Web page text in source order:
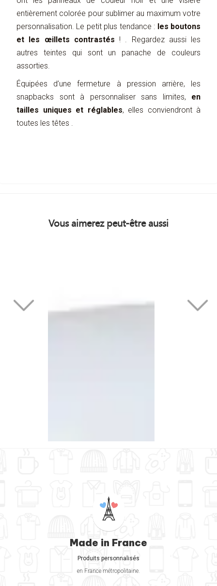
entièrement colorée pour sublimer au maximum votre
personnalisation. Le petit plus tendance : les boutons
et les œillets contrastés ! . Regardez aussi les
autres teintes qui sont un panache de couleurs
assorties.
Équipées d’une fermeture à pression arrière, les
snapbacks sont à personnaliser sans limites, en
tailles uniques et réglables, elles conviendront à
toutes les têtes .
Vous aimerez peut-être aussi
Made in France
Produits personnalisés
en France métropolitaine.